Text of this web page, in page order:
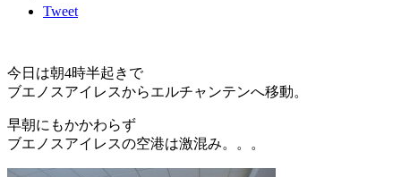
Tweet
今日は朝4時半起きで
ブエノスアイレスからエルチャンテンへ移動。
早朝にもかかわらず
ブエノスアイレスの空港は激混み。。。